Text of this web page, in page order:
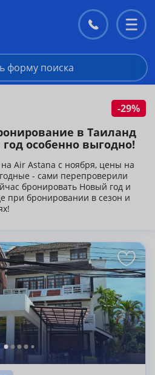
Контакты
меню
форму поиска
-29%
в Таиланд
особенно выгодно!
Air Astana с ноября, цены на
- сами перепроверили
бронировать Новый год и
при бронировании в сезон и